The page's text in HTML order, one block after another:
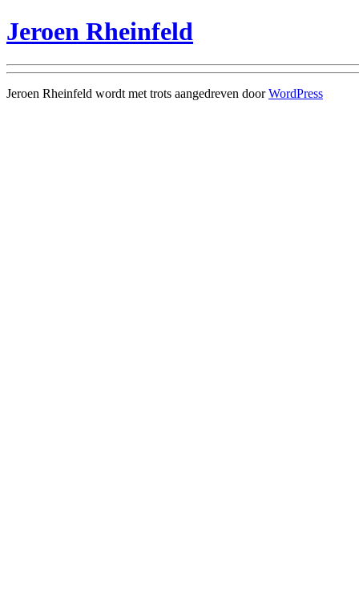
Jeroen Rheinfeld
Jeroen Rheinfeld wordt met trots aangedreven doorWordPress